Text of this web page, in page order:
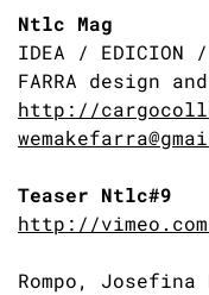
Ntlc Mag
IDEA / EDICION /
FARRA design
http://
Teaser Ntlc#9
http://
Rompo,